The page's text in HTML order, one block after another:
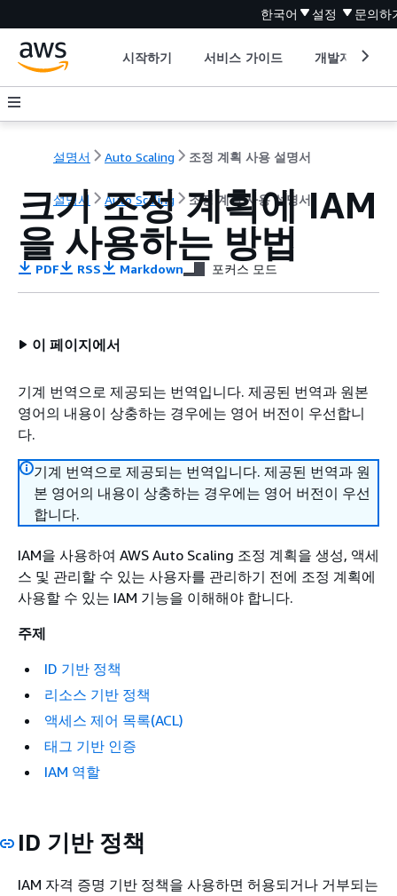
한국어 설정 문의하
시작하기 서비스 가이드 개발자 도구
설명서 Auto Scaling 조정 계획 사용 설명서
설명서 Auto Scaling 조정 계획 사용 설명서
크기 조정 계획에 IAM
을 사용하는 방법
PDF RSS Markdown 포커스 모드
이 페이지에서
기계 번역으로 제공되는 번역입니다. 제공된 번역과 원본
영어의 내용이 상충하는 경우에는 영어 버전이 우선합니
다.
기계 번역으로 제공되는 번역입니다. 제공된 번역과 원
본 영어의 내용이 상충하는 경우에는 영어 버전이 우선
합니다.
IAM을 사용하여 AWS Auto Scaling 조정 계획을 생성, 액세
스 및 관리할 수 있는 사용자를 관리하기 전에 조정 계획에
사용할 수 있는 IAM 기능을 이해해야 합니다.
주제
ID 기반 정책
리소스 기반 정책
액세스 제어 목록(ACL)
태그 기반 인증
IAM 역할
ID 기반 정책
IAM 자격 증명 기반 정책을 사용하면 허용되거나 거부되는